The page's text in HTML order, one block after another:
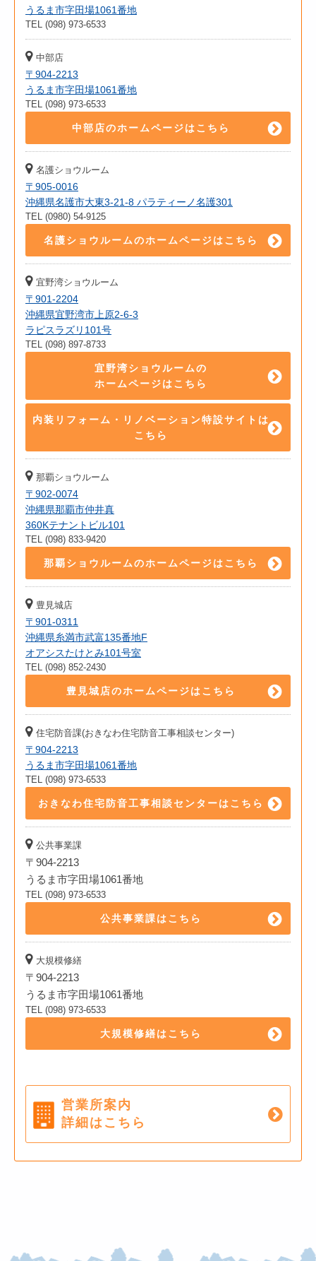
うるま市字田場1061番地
TEL (098) 973-6533
中部店
〒904-2213
うるま市字田場1061番地
TEL (098) 973-6533
中部店のホームページはこちら
名護ショウルーム
〒905-0016
沖縄県名護市大東3-21-8 パラティーノ名護301
TEL (0980) 54-9125
名護ショウルームのホームページはこちら
宜野湾ショウルーム
〒901-2204
沖縄県宜野湾市上原2-6-3
ラピスラズリ101号
TEL (098) 897-8733
宜野湾ショウルームの
ホームページはこちら
内装リフォーム・リノベーション特設サイトは
こちら
那覇ショウルーム
〒902-0074
沖縄県那覇市仲井真
360Kテナントビル101
TEL (098) 833-9420
那覇ショウルームのホームページはこちら
豊見城店
〒901-0311
沖縄県糸満市武富135番地F
オアシスたけとみ101号室
TEL (098) 852-2430
豊見城店のホームページはこちら
住宅防音課(おきなわ住宅防音工事相談センター)
〒904-2213
うるま市字田場1061番地
TEL (098) 973-6533
おきなわ住宅防音工事相談センターはこちら
公共事業課
〒904-2213
うるま市字田場1061番地
TEL (098) 973-6533
公共事業課はこちら
大規模修繕
〒904-2213
うるま市字田場1061番地
TEL (098) 973-6533
大規模修繕はこちら
営業所案内
詳細はこちら